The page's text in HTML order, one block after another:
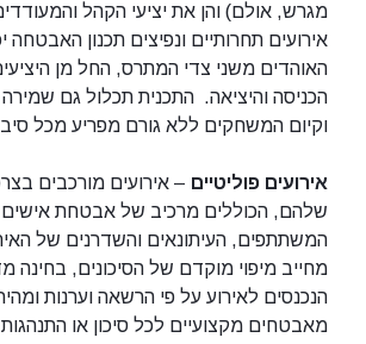
מגרש, אולם) והן את יציעי הקהל
אירועים תחרותיים ונפיצים תכנון
האוהדים משני צדי המתרס, החל מן
הכניסה והיציאה. התכנית תכלול גם
וקיום המשחקים ללא גורם מפריע מכל
אירועים פוליטיים – אירועים מורכבים
שלהם, הכוללים מרכיב של אבטחת
המשתתפים, העיתונאים והשדרנים של
מחייב מיפוי מוקדם של הסיכונים, בחינה
הנכנסים לאירוע על פי הרשאה וערנות
מאבטחים מקצועיים לכל סיכון או